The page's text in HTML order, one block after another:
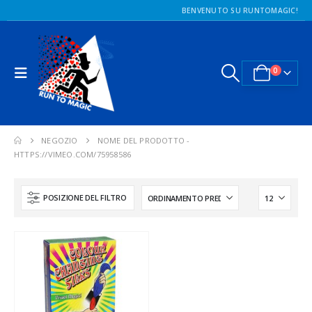
BENVENUTO SU RUNTOMAGIC!
0
NEGOZIO
NOME DEL PRODOTTO -
HTTPS://VIMEO.COM/75958586
POSIZIONE DEL FILTRO